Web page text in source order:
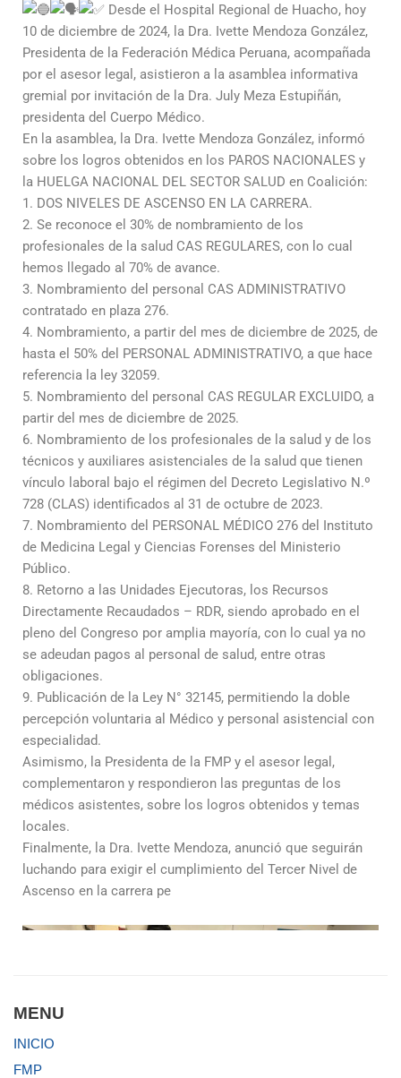
Desde el Hospital Regional de Huacho, hoy
10 de diciembre de 2024, la Dra. Ivette Mendoza González,
Presidenta de la Federación Médica Peruana, acompañada
por el asesor legal, asistieron a la asamblea informativa
gremial por invitación de la Dra. July Meza Estupiñán,
presidenta del Cuerpo Médico.
En la asamblea, la Dra. Ivette Mendoza González, informó
sobre los logros obtenidos en los PAROS NACIONALES y
la HUELGA NACIONAL DEL SECTOR SALUD en Coalición:
1. DOS NIVELES DE ASCENSO EN LA CARRERA.
2. Se reconoce el 30% de nombramiento de los
profesionales de la salud CAS REGULARES, con lo cual
hemos llegado al 70% de avance.
3. Nombramiento del personal CAS ADMINISTRATIVO
contratado en plaza 276.
4. Nombramiento, a partir del mes de diciembre de 2025, de
hasta el 50% del PERSONAL ADMINISTRATIVO, a que hace
referencia la ley 32059.
5. Nombramiento del personal CAS REGULAR EXCLUIDO, a
partir del mes de diciembre de 2025.
6. Nombramiento de los profesionales de la salud y de los
técnicos y auxiliares asistenciales de la salud que tienen
vínculo laboral bajo el régimen del Decreto Legislativo N.º
728 (CLAS) identificados al 31 de octubre de 2023.
7. Nombramiento del PERSONAL MÉDICO 276 del Instituto
de Medicina Legal y Ciencias Forenses del Ministerio
Público.
8. Retorno a las Unidades Ejecutoras, los Recursos
Directamente Recaudados – RDR, siendo aprobado en el
pleno del Congreso por amplia mayoría, con lo cual ya no
se adeudan pagos al personal de salud, entre otras
obligaciones.
9. Publicación de la Ley N° 32145, permitiendo la doble
percepción voluntaria al Médico y personal asistencial con
especialidad.
Asimismo, la Presidenta de la FMP y el asesor legal,
complementaron y respondieron las preguntas de los
médicos asistentes, sobre los logros obtenidos y temas
locales.
Finalmente, la Dra. Ivette Mendoza, anunció que seguirán
luchando para exigir el cumplimiento del Tercer Nivel de
Ascenso en la carrera pe
MENU
INICIO
FMP